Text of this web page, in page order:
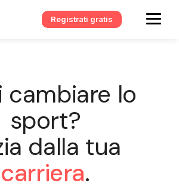
Registrati gratis
cambiare lo
sport?
dalla tua
carriera.